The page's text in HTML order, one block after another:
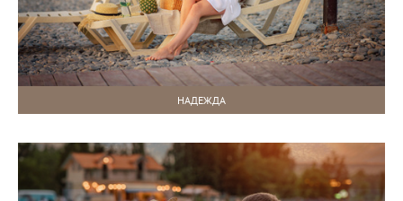
НАДЕЖДА